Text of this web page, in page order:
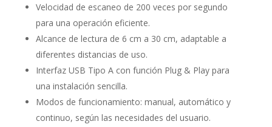
Velocidad de escaneo de 200 veces por segundo
para una operación eficiente.
Alcance de lectura de 6 cm a 30 cm, adaptable a
diferentes distancias de uso.
Interfaz USB Tipo A con función Plug & Play para
una instalación sencilla.
Modos de funcionamiento: manual, automático y
continuo, según las necesidades del usuario.